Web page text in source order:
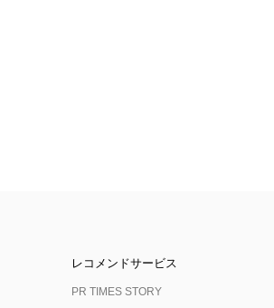
レコメンドサービス
PR TIMES STORY